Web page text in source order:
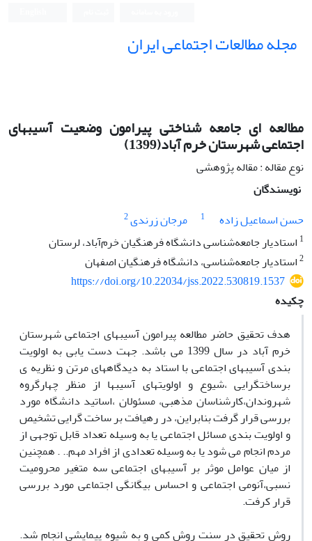
مجله مطالعات اجتماعی ایران
مطالعه ای جامعه شناختی پیرامون وضعیت آسیبهای
اجتماعی شهرستان خرم آباد(1399)
نوع مقاله : مقاله پژوهشی
نویسندگان
حسن اسماعیل زاده
1 مرجان زرندی2
1 استادیار جامعه‌شناسی دانشگاه فرهنگیان خرم‌آباد، لرستان
2استادیار جامعه‌شناسی، دانشگاه فرهنگیان اصفهان
https://doi.org/10.22034/jss.2022.530819.1537
چکیده
هدف تحقیق حاضر مطالعه پیرامون آسیبهای اجتماعی شهرستان
خرم آباد در سال 1399 می باشد. جهت دست یابی به اولویت
بندی آسیبهای اجتماعی با استاد به دیدگاههای مرتن و نظریه ی
برساختگرایی ،شیوع و اولویتهای آسیبها از منظر چهارگروه
شهروندان،کارشناسان مذهبی، مسئولان ،اساتید دانشگاه مورد
بررسی قرار گرفت بنابراین، در رهیافت بر ساخت گرایی تشخیص
و اولویت بندی مسائل اجتماعی یا به وسیله تعداد قابل توجهی از
مردم انجام می شود یا به وسیله تعدادی از افراد مهم.. . همچنین
از میان عوامل موثر بر آسیبهای اجتماعی سه متغیر محرومیت
نسبی،آنومی اجتماعی و احساس بیگانگی اجتماعی مورد بررسی
قرار کرفت.
روش تحقیق در سنت روش کمی و به شیوه پیمایشی انجام شد.